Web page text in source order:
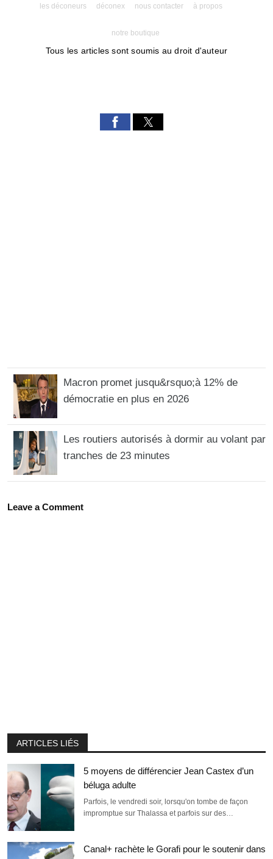
Macron promet jusqu&rsquo;à 12% de
démocratie en plus en 2026
Les routiers autorisés à dormir au volant par
tranches de 23 minutes
Leave a Comment
ARTICLES LIÉS
5 moyens de différencier Jean Castex d’un
béluga adulte
Parfois, le vendredi soir, lorsqu'on tombe de façon
impromptue sur Thalassa et parfois sur des…
Canal+ rachète le Gorafi pour le soutenir dans